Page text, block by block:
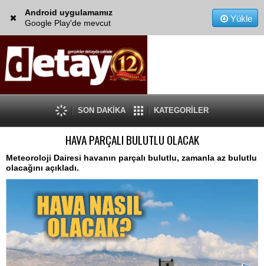
Android uygulamamız
Google Play'de mevcut
Yükle
SON DAKİKA KATEGORİLER
HAVA PARÇALI BULUTLU OLACAK
Meteoroloji Dairesi havanın parçalı bulutlu, zamanla az bulutlu
olacağını açıkladı.